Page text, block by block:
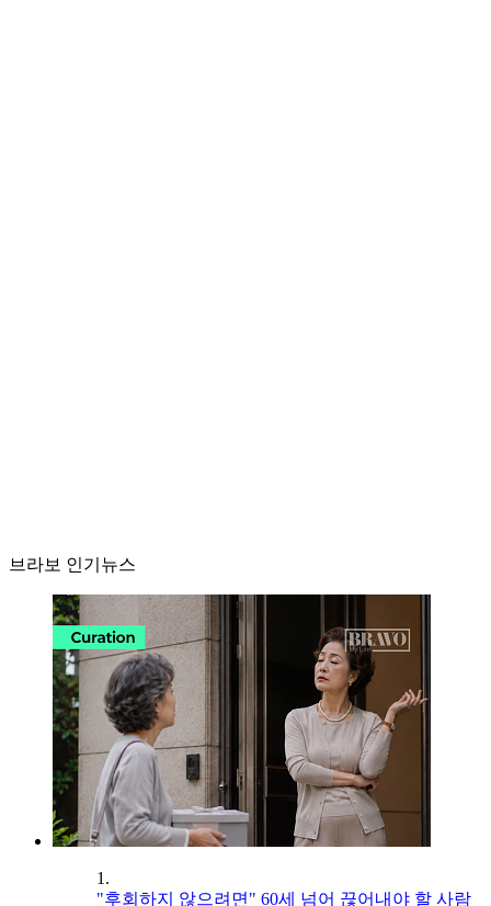
브라보 인기뉴스
1.
"후회하지 않으려면" 60세 넘어 끊어내야 할 사람